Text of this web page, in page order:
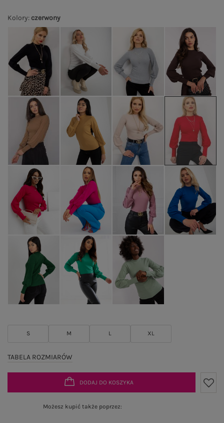
Kolory: czerwony
S M L XL
TABELA ROZMIARÓW
DODAJ DO KOSZYKA
Możesz kupić także poprzez: